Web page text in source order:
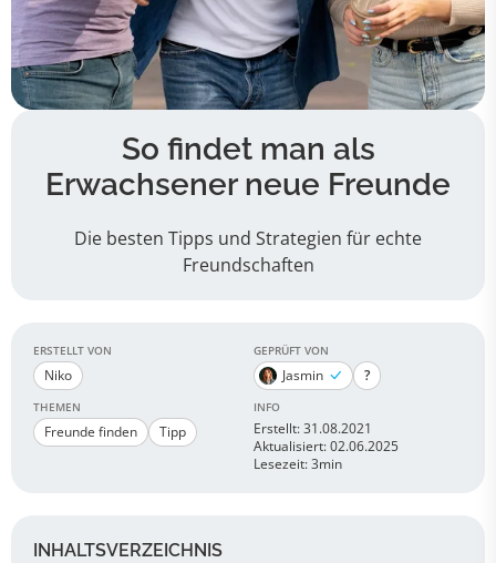
So findet man als
Erwachsener neue Freunde
Die besten Tipps und Strategien für echte
Freundschaften
ERSTELLT VON
Niko
GEPRÜFT VON
Jasmin ?
THEMEN
Freunde finden Tipp
INFO
Erstellt: 31.08.2021
Aktualisiert: 02.06.2025
Lesezeit: 3min
INHALTSVERZEICHNIS